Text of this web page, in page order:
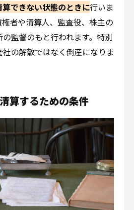
できない状態のときに行いま
者や清算人、監査役、株主の
監督のもと行われます。特別
の解散ではなく倒産になりま
算するための条件